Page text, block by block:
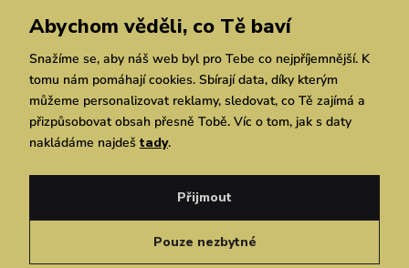
Prodejny
Praha Brno Chrudim
Simplia.cz
Zásady ochrany osobních údajů
Čeština
Abychom věděli, co Tě baví
Snažíme se, aby náš web byl pro Tebe co nejpříjemnější. K
tomu nám pomáhají cookies. Sbírají data, díky kterým
můžeme personalizovat reklamy, sledovat, co Tě zajímá a
přizpůsobovat obsah přesně Tobě. Víc o tom, jak s daty
nakládáme najdeš tady.
Pouze nezbytné
Přijmout